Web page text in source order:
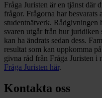
Fråga Juristen är en tjänst där
frågor. Frågorna har besvarats
studentnätverk. Rådgivningen
svaren utgår från hur juridiken
kan ha ändrats sedan dess.
resultat som kan uppkomma
givna råd från Fråga Juristen i
Fråga Juristen här.
Kontakta oss